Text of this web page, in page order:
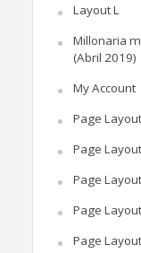
Layout L
Millonaria
(Abril 2019)
My Account
Page
Page
Page
Page
Page